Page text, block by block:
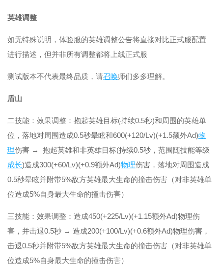
英雄调整
如无特殊说明，体验服的英雄调整公告将直接对比正式服配置
进行描述，但并非所有调整都将上线正式服
测试版本不代表最终品质，请召唤师们多多理解。
盾山
二技能：效果调整：抱起英雄目标(持续0.5秒)和周围的英雄单
位，落地对周围造成0.5秒晕眩和600(+120/Lv)(+1.5额外Ad)物
理伤害 → 抱起英雄和非英雄目标(持续0.5秒，范围随技能等级
成长)造成300(+60/Lv)(+0.9额外Ad)物理伤害，落地对周围造成
0.5秒晕眩并附带5%敌方英雄最大生命的撞击伤害（对非英雄单
位造成5%自身最大生命的撞击伤害）
三技能：效果调整：造成450(+225/Lv)(+1.15额外Ad)物理伤
害，并击退0.5秒 → 造成200(+100/Lv)(+0.6额外Ad)物理伤害，
击退0.5秒并附带5%敌方英雄最大生命的撞击伤害（对非英雄单
位造成5%自身最大生命的撞击伤害）